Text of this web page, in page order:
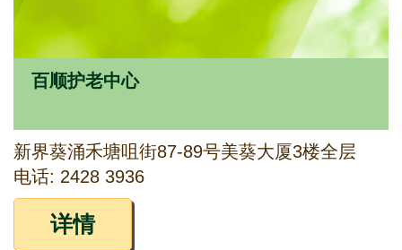
百顺护老中心
新界葵涌禾塘咀街87-89号美葵大厦3楼全层
电话: 2428 3936
详情